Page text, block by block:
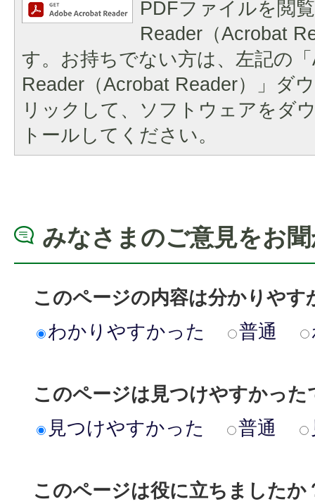
PDFファイルを閲
Reader（Acrobat
す。お持ちでない方は、左記の
Reader（Acrobat Reader）」ダ
リックして、ソフトウェアをダ
トールしてください。
みなさまのご意見をお
このページの内容は分かりやす
わかりやすかった
普通
このページは見つけやすかった
見つけやすかった
普通
このページは役に立ちましたか